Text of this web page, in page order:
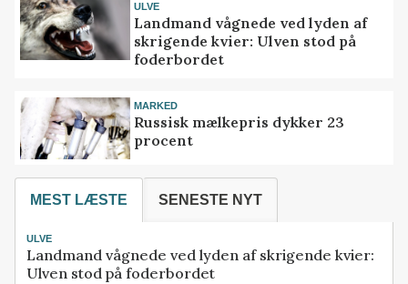
ULVE
Landmand vågnede ved lyden af
skrigende kvier: Ulven stod på
foderbordet
MARKED
Russisk mælkepris dykker 23
procent
MEST LÆSTE SENESTE NYT
ULVE
Landmand vågnede ved lyden af skrigende kvier:
Ulven stod på foderbordet